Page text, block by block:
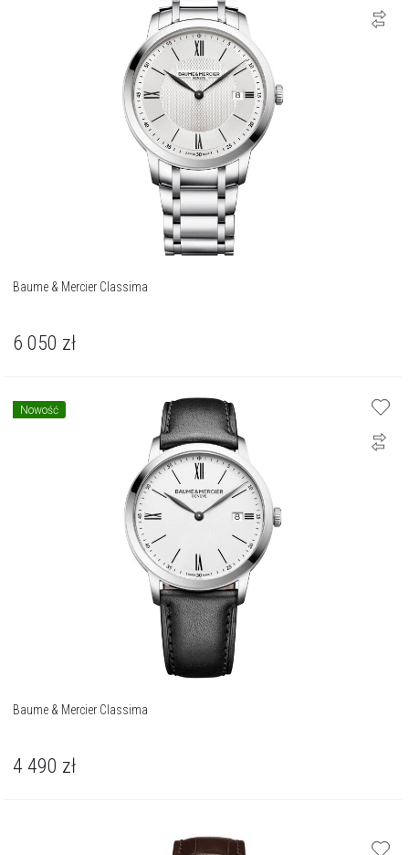
Baume & Mercier Classima
6 050 zł
Nowość
Baume & Mercier Classima
4 490 zł